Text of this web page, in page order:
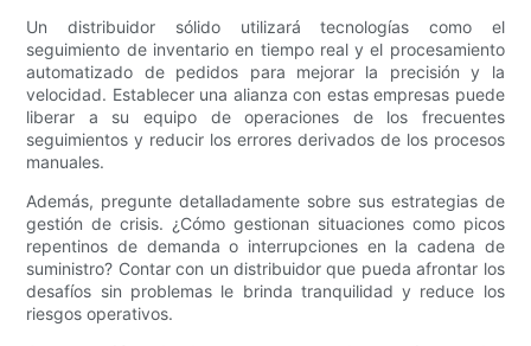
Un distribuidor sólido utilizará tecnologías como el
seguimiento de inventario en tiempo real y el procesamiento
automatizado de pedidos para mejorar la precisión y la
velocidad. Establecer una alianza con estas empresas puede
liberar a su equipo de operaciones de los frecuentes
seguimientos y reducir los errores derivados de los procesos
manuales.
Además, pregunte detalladamente sobre sus estrategias de
gestión de crisis. ¿Cómo gestionan situaciones como picos
repentinos de demanda o interrupciones en la cadena de
suministro? Contar con un distribuidor que pueda afrontar los
desafíos sin problemas le brinda tranquilidad y reduce los
riesgos operativos.